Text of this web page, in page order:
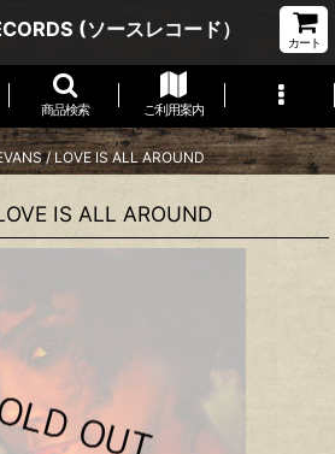
(ソースレコード）
カート
商品検索 ご利用案内
/ LOVE IS ALL AROUND
IS ALL AROUND